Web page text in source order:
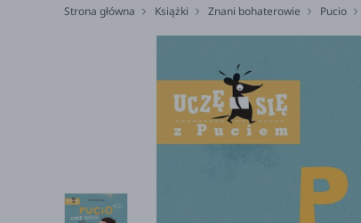
Strona główna Książki Znani bohaterowie Pucio